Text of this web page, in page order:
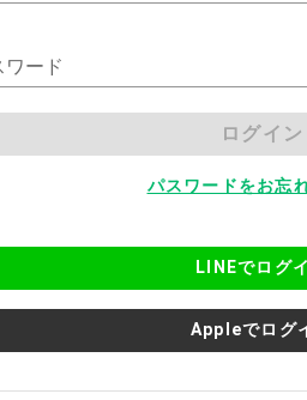
ワード
ログイン
パスワードをお忘
LINEでログ
Appleでログ